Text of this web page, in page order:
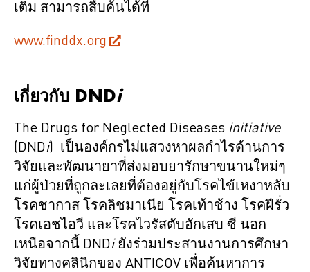
เติม สามารถสืบค้นได้ที่
www.finddx.org
เกี่ยวกับ DNDi
The Drugs for Neglected Diseases initiative
(DNDi) เป็นองค์กรไม่แสวงหาผลกำไรด้านการ
วิจัยและพัฒนายาที่ส่งมอบยารักษาขนานใหม่ๆ
แก่ผู้ป่วยที่ถูกละเลยที่ต้องอยู่กับโรคไข้เหงาหลับ
โรคชากาส โรคลิชมาเนีย โรคเท้าช้าง โรคฝีรั่ว
โรคเอชไอวี และโรคไวรัสตับอักเสบ ซี นอก
เหนือจากนี้ DNDiยังร่วมประสานงานการศึกษา
วิจัยทางคลินิกของ ANTICOV เพื่อค้นหาการ